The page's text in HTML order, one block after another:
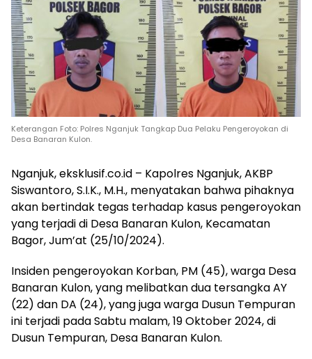
Keterangan Foto: Polres Nganjuk Tangkap Dua Pelaku Pengeroyokan di
Desa Banaran Kulon.
Nganjuk, eksklusif.co.id – Kapolres Nganjuk, AKBP
Siswantoro, S.I.K., M.H., menyatakan bahwa pihaknya
akan bertindak tegas terhadap kasus pengeroyokan
yang terjadi di Desa Banaran Kulon, Kecamatan
Bagor, Jum’at (25/10/2024).
Insiden pengeroyokan Korban, PM (45), warga Desa
Banaran Kulon, yang melibatkan dua tersangka AY
(22) dan DA (24), yang juga warga Dusun Tempuran
ini terjadi pada Sabtu malam, 19 Oktober 2024, di
Dusun Tempuran, Desa Banaran Kulon.